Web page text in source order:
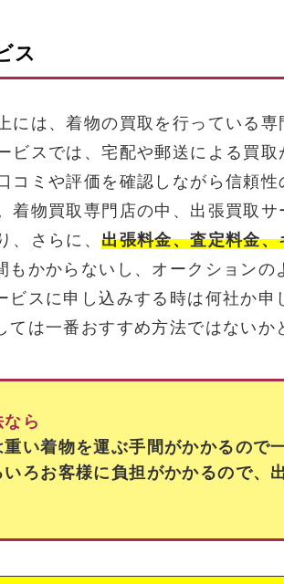
ス
には、着物の買取を行っている
ビスでは、宅配や郵送による買
コミや評価を確認しながら信頼
着物買取専門店の中、出張買取
、さらに、出張料金、査定料金
もかからないし、オークションの
ビスに申し込みする時は何社か申
ては一番おすすめ方法ではないか
ら
い着物を運ぶ手間がかかるので
ろお客様に負担がかかるので、